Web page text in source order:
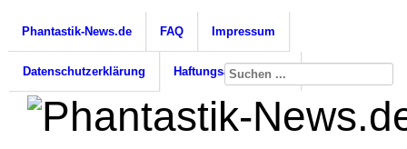
Phantastik-News.de FAQ Impressum
Datenschutzerklärung Haftungsausschluss